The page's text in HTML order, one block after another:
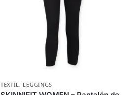
TEXTIL, LEGGINGS